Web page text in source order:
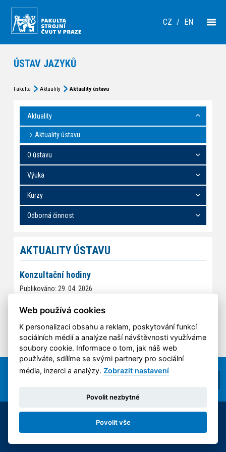
CZ / EN
ÚSTAV JAZYKŮ
Fakulta Aktuality Aktuality ústavu
Aktuality
Aktuality ústavu
O ústavu
Výuka
Kurzy
Odborná činnost
AKTUALITY ÚSTAVU
Konzultační hodiny
Publikováno: 29. 04. 2026
odpadají.
© 2014-2026 ČVUT FS | All rights reserved |
Nastavení cookies
Web používá cookies
K personalizaci obsahu a reklam, poskytování funkcí
sociálních médií a analýze naší návštěvnosti využíváme
soubory cookie. Informace o tom, jak náš web
používáte, sdílíme se svými partnery pro sociální
média, inzerci a analýzy.Zobrazit nastavení
Povolit nezbytné
Povolit vše